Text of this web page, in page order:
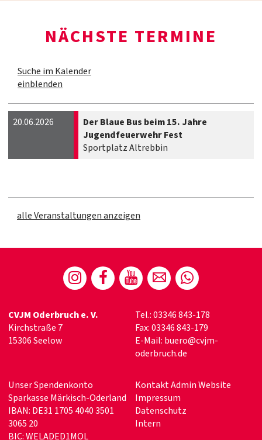
NÄCHSTE TERMINE
Suche im Kalender
einblenden
20.06.2026
Der Blaue Bus beim 15. Jahre
Jugendfeuerwehr Fest
Sportplatz Altrebbin
alle Veranstaltungen anzeigen
CVJM Oderbruch e. V.
Kirchstraße 7
15306 Seelow
Tel.: 03346 843-178
Fax: 03346 843-179
E-Mail: buero@cvjm-
oderbruch.de
Unser Spendenkonto
Sparkasse Märkisch-Oderland
IBAN: DE31 1705 4040 3501
3065 20
BIC: WELADED1MOL
Kontakt Admin Website
Impressum
Datenschutz
Intern